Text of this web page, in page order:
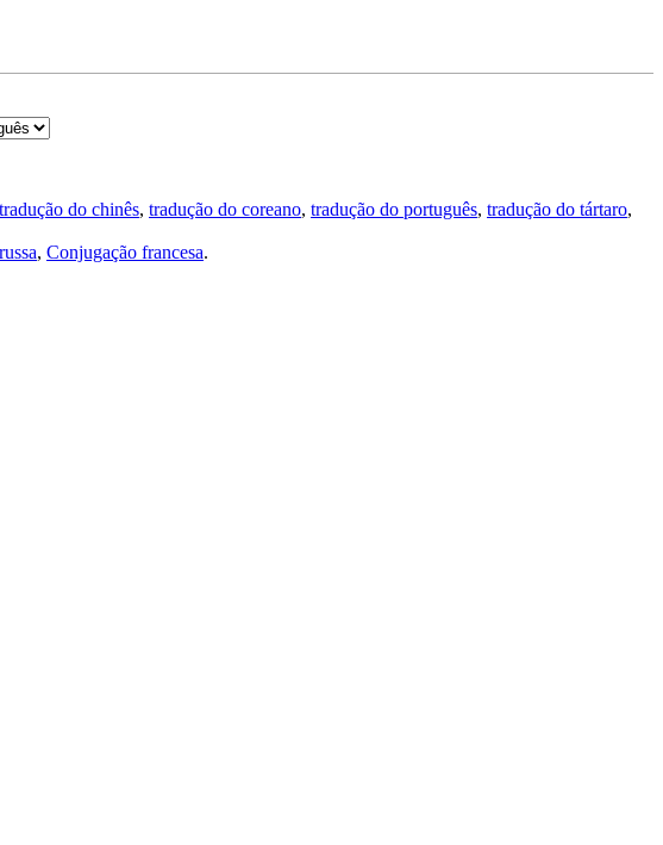
tradução do chinês, tradução do coreano, tradução do português, tradução do tártaro,
, Conjugação francesa.